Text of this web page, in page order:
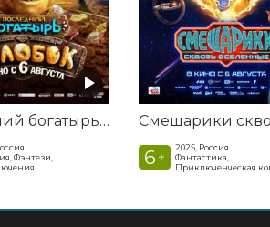
Последний богатырь. Колобок
Фэнтези,
6 +
2025, Россия
Фантастика,
Приключенческая